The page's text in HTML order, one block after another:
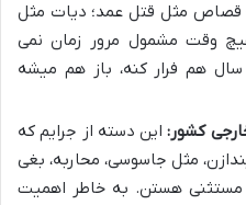
قصاص مثل قتل عمد؛ دیات مثل
وقت مشمول مرور زمان نمی
شن. یعنی اگه یه قاتل ۲۰ سال هم فرار کنه، باز هم میشه
کشور:این دسته از جرایم که
مثل جاسوسی، محاربه، بغی
مستثنی هستن. به خاطر اهمیت